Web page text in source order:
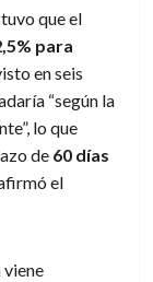
que el
para
en seis
“según la
lo que
de 60 días
el
viene